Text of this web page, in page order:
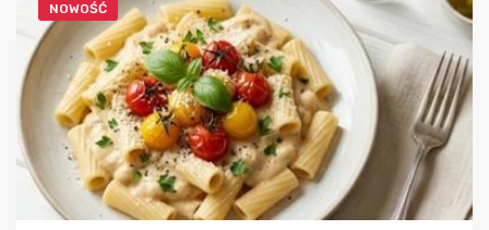
NOWOŚĆ